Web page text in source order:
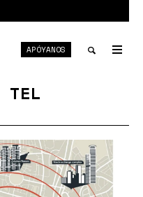
APÓYANOS
TEL